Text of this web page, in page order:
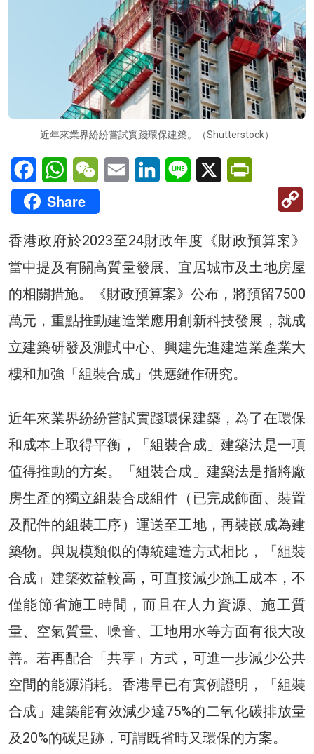
近年來業界紛紛嘗試實踐環保建築。（Shutterstock）
FacebookWhatsAppWeChatEmail LinkedInLine X
Share
香港政府於2023至24財政年度《財政預算案》
當中提及有關高質量發展、宜居城市及土地房屋
的相關措施。《財政預算案》公布，將預留7500
萬元，重點推動建造業應用創新科技發展，就成
立建築研發及測試中心、興建先進建造業產業大
樓和加強「組裝合成」供應鏈作研究。
近年來業界紛紛嘗試實踐環保建築，為了在環保
和成本上取得平衡，「組裝合成」建築法是一項
值得推動的方案。「組裝合成」建築法是指將廠
房生產的獨立組裝合成組件（已完成飾面、裝置
及配件的組裝工序）運送至工地，再裝嵌成為建
築物。與規模類似的傳統建造方式相比，「組裝
合成」建築效益較高，可直接減少施工成本，不
僅能節省施工時間，而且在人力資源、施工質
量、空氣質量、噪音、工地用水等方面有很大改
善。若再配合「共享」方式，可進一步減少公共
空間的能源消耗。香港早已有實例證明，「組裝
合成」建築能有效減少達75%的二氧化碳排放量
及20%的碳足跡，可謂既省時又環保的方案。